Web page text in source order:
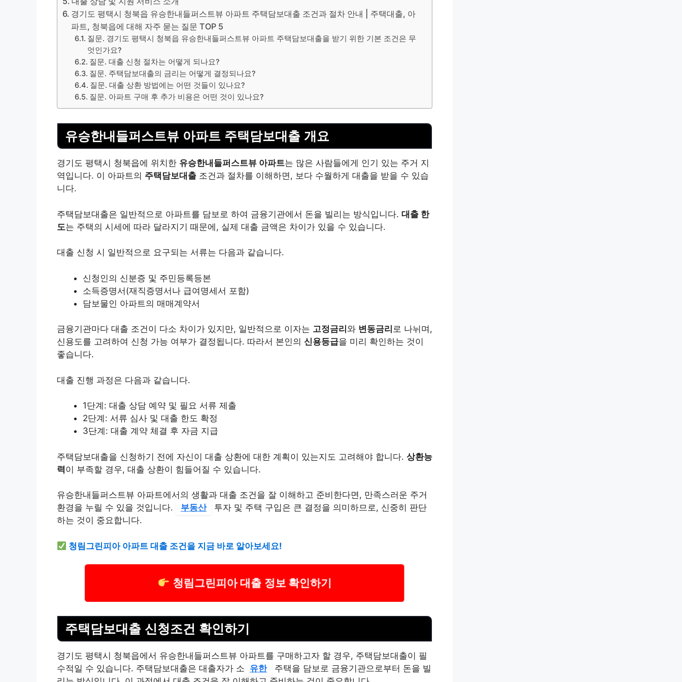
경기도 평택시 청북읍 유승한내들퍼스트뷰 아파트 주택담보대출 조건과 절차 안내 | 주택대출, 아
파트, 청북읍에 대해 자주 묻는 질문 TOP 5
질문. 경기도 평택시 청북읍 유승한내들퍼스트뷰 아파트 주택담보대출을 받기 위한 기본 조건은 무
엇인가요?
질문. 대출 신청 절차는 어떻게 되나요?
질문. 주택담보대출의 금리는 어떻게 결정되나요?
질문. 대출 상환 방법에는 어떤 것들이 있나요?
질문. 아파트 구매 후 추가 비용은 어떤 것이 있나요?
유승한내들퍼스트뷰 아파트 주택담보대출 개요
경기도 평택시 청북읍에 위치한 유승한내들퍼스트뷰 아파트는 많은 사람들에게 인기 있는 주거 지
역입니다. 이 아파트의 주택담보대출 조건과 절차를 이해하면, 보다 수월하게 대출을 받을 수 있습
니다.
주택담보대출은 일반적으로 아파트를 담보로 하여 금융기관에서 돈을 빌리는 방식입니다. 대출 한
도는 주택의 시세에 따라 달라지기 때문에, 실제 대출 금액은 차이가 있을 수 있습니다.
대출 신청 시 일반적으로 요구되는 서류는 다음과 같습니다.
신청인의 신분증 및 주민등록등본
소득증명서(재직증명서나 급여명세서 포함)
담보물인 아파트의 매매계약서
금융기관마다 대출 조건이 다소 차이가 있지만, 일반적으로 이자는 고정금리 와 변동금리 로 나뉘며,
신용도를 고려하여 신청 가능 여부가 결정됩니다. 따라서 본인의 신용등급을 미리 확인하는 것이
좋습니다.
대출 진행 과정은 다음과 같습니다.
1단계: 대출 상담 예약 및 필요 서류 제출
2단계: 서류 심사 및 대출 한도 확정
3단계: 대출 계약 체결 후 자금 지급
주택담보대출을 신청하기 전에 자신이 대출 상환에 대한 계획이 있는지도 고려해야 합니다. 상환능
력이 부족할 경우, 대출 상환이 힘들어질 수 있습니다.
유승한내들퍼스트뷰 아파트에서의 생활과 대출 조건을 잘 이해하고 준비한다면, 만족스러운 주거
환경을 누릴 수 있을 것입니다.
부동산
투자 및 주택 구입은 큰 결정을 의미하므로, 신중히 판단
하는 것이 중요합니다.
청림그린피아 아파트 대출 조건을 지금 바로 알아보세요!
청림그린피아 대출 정보 확인하기
주택담보대출 신청조건 확인하기
경기도 평택시 청북읍에서 유승한내들퍼스트뷰 아파트를 구매하고자 할 경우, 주택담보대출이 필
수적일 수 있습니다. 주택담보대출은 대출자가 소 유한
주택을 담보로 금융기관으로부터 돈을 빌